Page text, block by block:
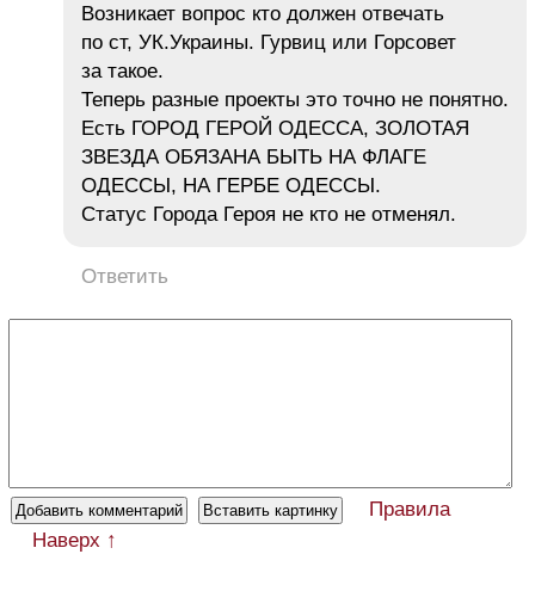
Возникает вопрос кто должен отвечать
по ст, УК.Украины. Гурвиц или Горсовет
за такое.
Теперь разные проекты это точно не понятно.
Есть ГОРОД ГЕРОЙ ОДЕССА, ЗОЛОТАЯ
ЗВЕЗДА ОБЯЗАНА БЫТЬ НА ФЛАГЕ
ОДЕССЫ, НА ГЕРБЕ ОДЕССЫ.
Статус Города Героя не кто не отменял.
Ответить
Правила
Наверх ↑